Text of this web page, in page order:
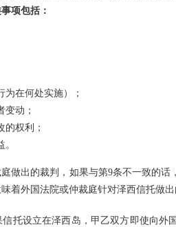
项包括：
在何处实施）；
变动；
的权利；
做出的裁判，如果与第9条不一致的
着外国法院或仲裁庭针对泽西信托做
托设立在泽西岛，甲乙双方即使向外